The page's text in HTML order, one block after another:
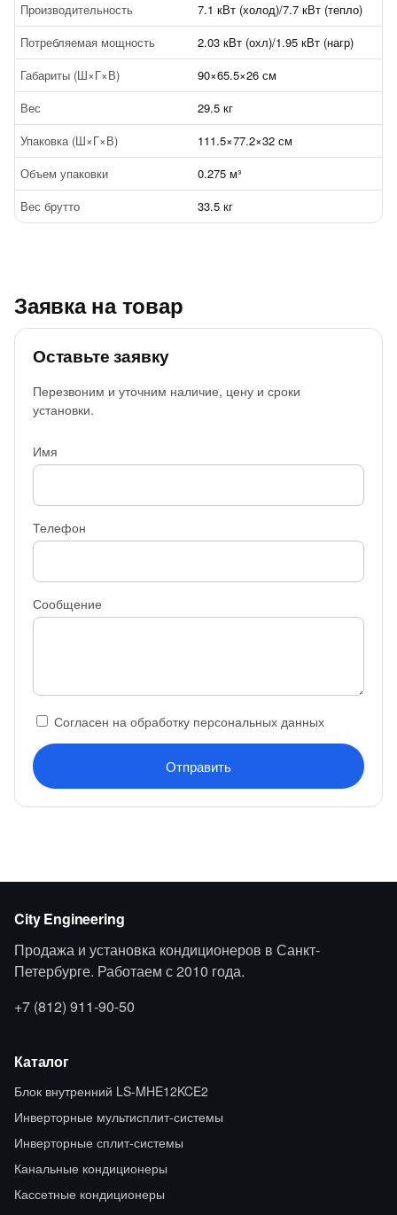
Производительность
7.1 кВт (холод)/7.7 кВт (тепло)
Потребляемая мощность
2.03 кВт (охл)/1.95 кВт (нагр)
Габариты (Ш×Г×В)
90×65.5×26 см
Вес
29.5 кг
Упаковка (Ш×Г×В)
111.5×77.2×32 см
Объем упаковки
0.275 м³
Вес брутто
33.5 кг
Заявка на товар
Оставьте заявку
Перезвоним и уточним наличие, цену и сроки
установки.
Имя
Телефон
Сообщение
Согласен на обработку персональных данных
Отправить
City Engineering
Продажа и установка кондиционеров в Санкт-
Петербурге. Работаем с 2010 года.
+7 (812) 911-90-50
Каталог
Блок внутренний LS-MHE12KCE2
Инверторные мультисплит-системы
Инверторные сплит-системы
Канальные кондиционеры
Кассетные кондиционеры